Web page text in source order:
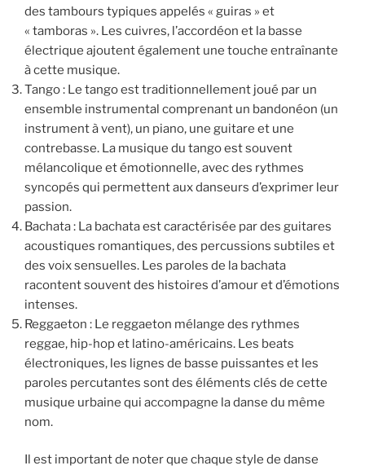
des tambours typiques appelés « guiras » et
« tamboras ». Les cuivres, l’accordéon et la basse
électrique ajoutent également une touche entraînante
à cette musique.
Tango : Le tango est traditionnellement joué par un
ensemble instrumental comprenant un bandonéon (un
instrument à vent), un piano, une guitare et une
contrebasse. La musique du tango est souvent
mélancolique et émotionnelle, avec des rythmes
syncopés qui permettent aux danseurs d’exprimer leur
passion.
Bachata : La bachata est caractérisée par des guitares
acoustiques romantiques, des percussions subtiles et
des voix sensuelles. Les paroles de la bachata
racontent souvent des histoires d’amour et d’émotions
intenses.
Reggaeton : Le reggaeton mélange des rythmes
reggae, hip-hop et latino-américains. Les beats
électroniques, les lignes de basse puissantes et les
paroles percutantes sont des éléments clés de cette
musique urbaine qui accompagne la danse du même
nom.
Il est important de noter que chaque style de danse